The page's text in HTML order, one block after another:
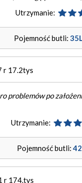
Utrzymanie:
Pojemność butli:
r 17.2tys
problemów po
Utrzymanie:
Pojemność butli:
r 174.tys